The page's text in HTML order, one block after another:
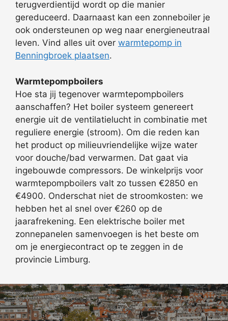
terugverdientijd wordt op die manier
gereduceerd. Daarnaast kan een zonneboiler je
ook ondersteunen op weg naar energieneutraal
leven. Vind alles uit over warmtepomp in
Benningbroek plaatsen.
Warmtepompboilers
Hoe sta jij tegenover warmtepompboilers
aanschaffen? Het boiler systeem genereert
energie uit de ventilatielucht in combinatie met
reguliere energie (stroom). Om die reden kan
het product op milieuvriendelijke wijze water
voor douche/bad verwarmen. Dat gaat via
ingebouwde compressors. De winkelprijs voor
warmtepompboilers valt zo tussen €2850 en
€4900. Onderschat niet de stroomkosten: we
hebben het al snel over €260 op de
jaarafrekening. Een elektrische boiler met
zonnepanelen samenvoegen is het beste om
om je energiecontract op te zeggen in de
provincie Limburg.